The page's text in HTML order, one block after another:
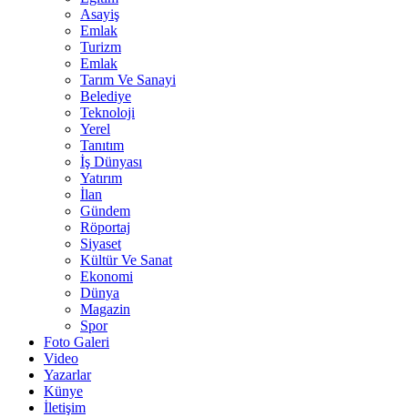
Asayiş
Emlak
Turizm
Emlak
Tarım Ve Sanayi
Belediye
Teknoloji
Yerel
Tanıtım
İş Dünyası
Yatırım
İlan
Gündem
Röportaj
Siyaset
Kültür Ve Sanat
Ekonomi
Dünya
Magazin
Spor
Foto Galeri
Video
Yazarlar
Künye
İletişim